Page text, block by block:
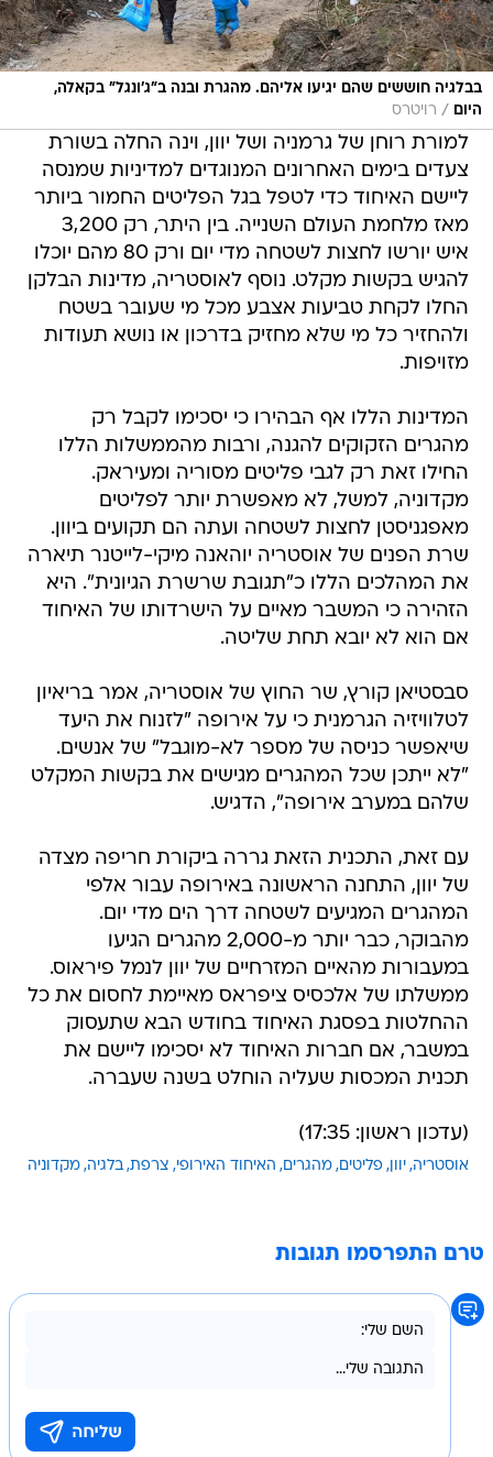
בבלגיה חוששים שהם יגיעו אליהם. מהגרת ובנה ב"ג'ונגל" בקאלה,
היום
/ רויטרס
למורת רוחן של גרמניה ושל יוון, וינה החלה בשורת
צעדים בימים האחרונים המנוגדים למדיניות שמנסה
ליישם האיחוד כדי לטפל בגל הפליטים החמור ביותר
מאז מלחמת העולם השנייה. בין היתר, רק 3,200
איש יורשו לחצות לשטחה מדי יום ורק 80 מהם יוכלו
להגיש בקשות מקלט. נוסף לאוסטריה, מדינות הבלקן
החלו לקחת טביעות אצבע מכל מי שעובר בשטח
ולהחזיר כל מי שלא מחזיק בדרכון או נושא תעודות
מזויפות.
המדינות הללו אף הבהירו כי יסכימו לקבל רק
מהגרים הזקוקים להגנה, ורבות מהממשלות הללו
החילו זאת רק לגבי פליטים מסוריה ומעיראק.
מקדוניה, למשל, לא מאפשרת יותר לפליטים
מאפגניסטן לחצות לשטחה ועתה הם תקועים ביוון.
שרת הפנים של אוסטריה יוהאנה מיקי-לייטנר תיארה
את המהלכים הללו כ"תגובת שרשרת הגיונית". היא
הזהירה כי המשבר מאיים על הישרדותו של האיחוד
אם הוא לא יובא תחת שליטה.
סבסטיאן קורץ, שר החוץ של אוסטריה, אמר בריאיון
לטלוויזיה הגרמנית כי על אירופה "לזנוח את היעד
שיאפשר כניסה של מספר לא-מוגבל" של אנשים.
"לא ייתכן שכל המהגרים מגישים את בקשות המקלט
שלהם במערב אירופה", הדגיש.
עם זאת, התכנית הזאת גררה ביקורת חריפה מצדה
של יוון, התחנה הראשונה באירופה עבור אלפי
המהגרים המגיעים לשטחה דרך הים מדי יום.
מהבוקר, כבר יותר מ-2,000 מהגרים הגיעו
במעבורות מהאיים המזרחיים של יוון לנמל פיראוס.
ממשלתו של אלכסיס ציפראס מאיימת לחסום את כל
ההחלטות בפסגת האיחוד בחודש הבא שתעסוק
במשבר, אם חברות האיחוד לא יסכימו ליישם את
תכנית המכסות שעליה הוחלט בשנה שעברה.
(עדכון ראשון: 17:35)
אוסטריה יוון פליטים מהגרים האיחוד האירופי צרפת בלגיה מקדוניה
טרם התפרסמו תגובות